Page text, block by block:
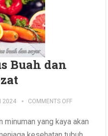
Buah dan
2024 COMMENTS OFF
minuman yang kaya akan